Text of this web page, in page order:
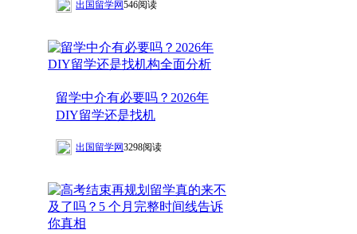
546阅读
出国留学网
留学中介有必要吗？2026年
DIY留学还是找机
3298阅读
出国留学网